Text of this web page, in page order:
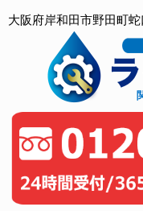
大阪府岸和田市野田町